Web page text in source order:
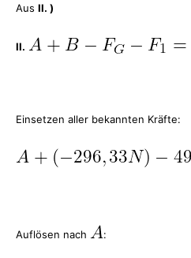
Aus II. )
II.
Einsetzen aller bekannten Kräfte:
Auflösen nach :